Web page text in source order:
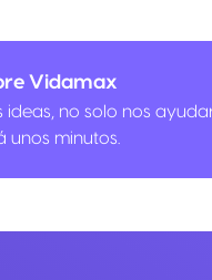
Vidamax
ideas, no solo nos
minutos.